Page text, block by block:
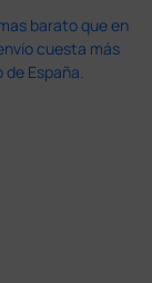
barato que en
cuesta más
España.